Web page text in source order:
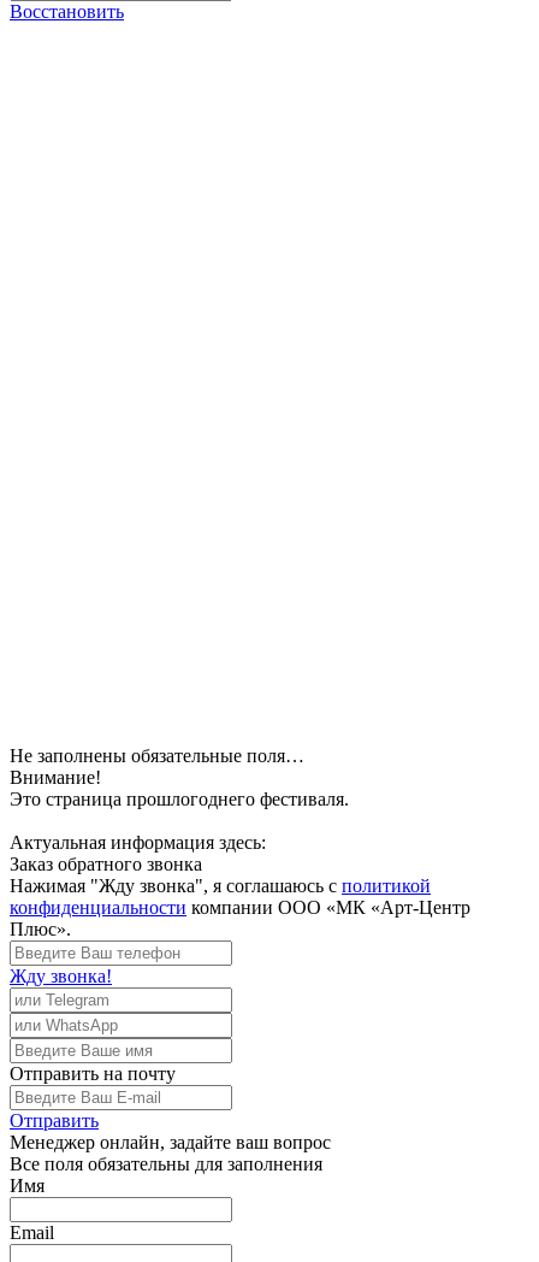
Восстановить
Не заполнены обязательные поля…
Внимание!
Это страница прошлогоднего фестиваля.
Актуальная информация здесь:
Заказ обратного звонка
Нажимая "Жду звонка", я соглашаюсь с политикой
конфиденциальности компании ООО «МК «Арт-Центр
Плюс».
Жду звонка!
Отправить на почту
Отправить
Менеджер онлайн, задайте ваш вопрос
Все поля обязательны для заполнения
Имя
Email